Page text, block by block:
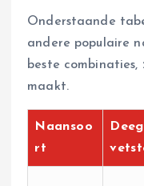
Onderstaande
andere populaire
beste
maakt.
Naansoo
rt